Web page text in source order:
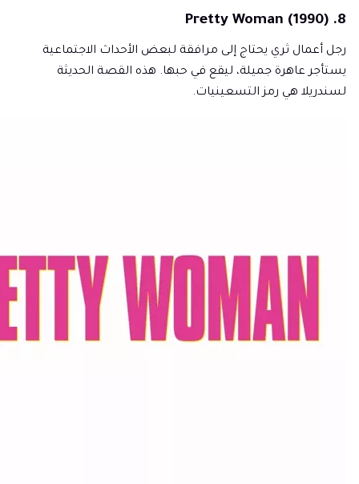
8. Pretty Woman (1990)
رجل أعمال ثري يحتاج إلى مرافقة لبعض الأحداث الاجتماعية
يستأجر عاهرة جميلة، ليقع في حبها. هذه القصة الحديثة
لسندريلا هي رمز التسعينيات.